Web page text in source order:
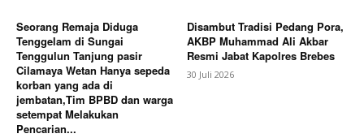
Seorang Remaja Diduga
Tenggelam di Sungai
Tenggulun Tanjung pasir
Cilamaya Wetan Hanya sepeda
korban yang ada di
jembatan,Tim BPBD dan warga
setempat Melakukan
Pencarian...
Disambut Tradisi Pedang Pora,
AKBP Muhammad Ali Akbar
Resmi Jabat Kapolres Brebes
30 Juli 2026